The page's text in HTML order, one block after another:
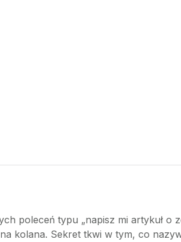
poleceń typu „napisz mi artykuł o
kolana. Sekret tkwi w tym, co